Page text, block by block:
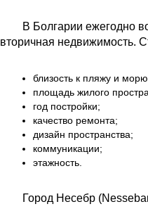
В Болгарии ежегодно
вторичная недвижимость.
близость к пляжу и
площадь жилого
год постройки;
качество ремонта;
дизайн пространства;
коммуникации;
этажность.
Город Несебр